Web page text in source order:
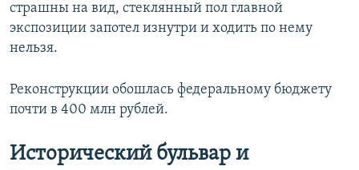
страшны на вид, стеклянный пол главной
экспозиции запотел изнутри и ходить по нему
нельзя.
Реконструкции обошлась федеральному бюджету
почти в 400 млн рублей.
Исторический бульвар и